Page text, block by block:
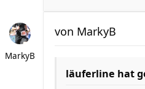
MarkyB
von MarkyB
läuferline hat